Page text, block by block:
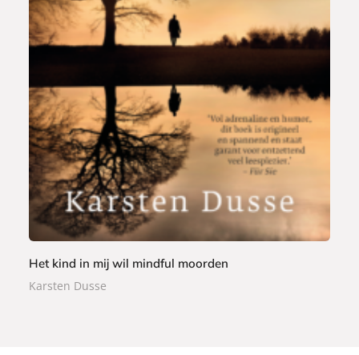
Het kind in mij wil mindful moorden
Karsten Dusse